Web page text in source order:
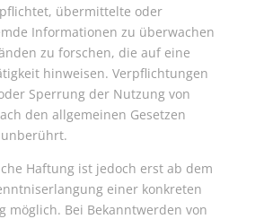
übermittelte oder
Informationen zu überwachen
zu forschen, die auf eine
hinweisen. Verpflichtungen
Sperrung der Nutzung von
den allgemeinen Gesetzen
Haftung ist jedoch erst ab dem
einer konkreten
möglich. Bei Bekanntwerden von